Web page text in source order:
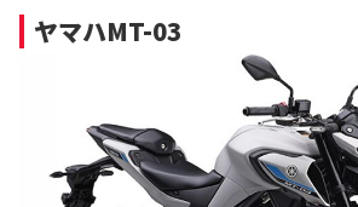
ヤマハMT-03